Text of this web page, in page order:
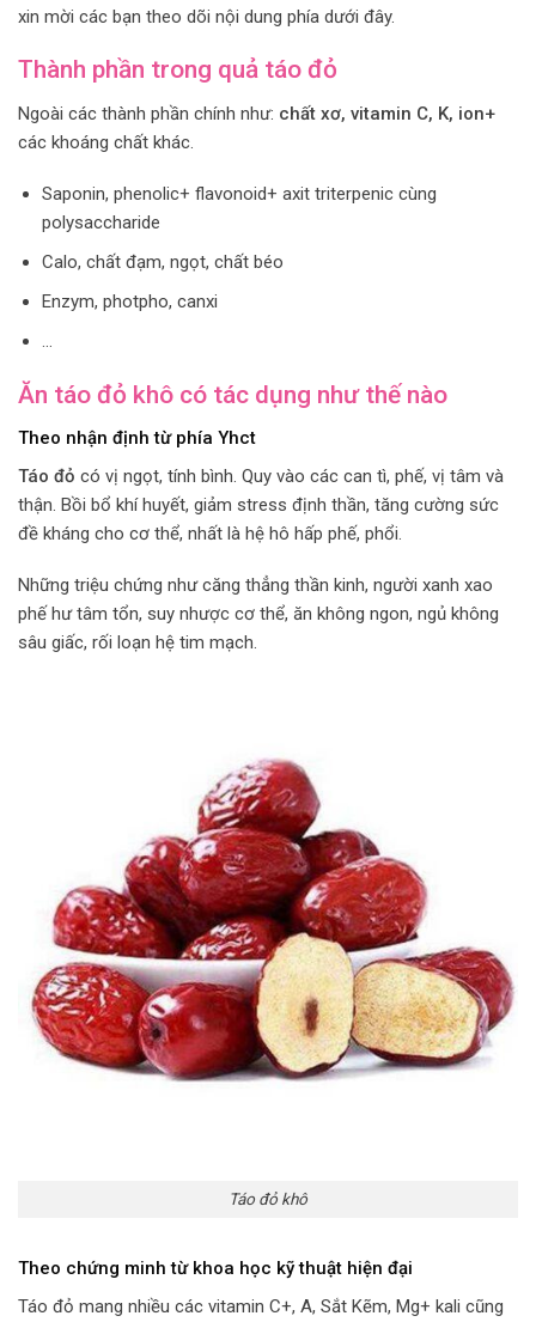
xin mời các bạn theo dõi nội dung phía dưới đây.
Thành phần trong quả táo đỏ
Ngoài các thành phần chính như: chất xơ, vitamin C, K, ion+
các khoáng chất khác.
Saponin, phenolic+ flavonoid+ axit triterpenic cùng
polysaccharide
Calo, chất đạm, ngọt, chất béo
Enzym, photpho, canxi
…
Ăn táo đỏ khô có tác dụng như thế nào
Theo nhận định từ phía Yhct
Táo đỏ có vị ngọt, tính bình. Quy vào các can tì, phế, vị tâm và
thận. Bồi bổ khí huyết, giảm stress định thần, tăng cường sức
đề kháng cho cơ thể, nhất là hệ hô hấp phế, phổi.
Những triệu chứng như căng thẳng thần kinh, người xanh xao
phế hư tâm tổn, suy nhược cơ thể, ăn không ngon, ngủ không
sâu giấc, rối loạn hệ tim mạch.
Táo đỏ khô
Theo chứng minh từ khoa học kỹ thuật hiện đại
Táo đỏ mang nhiều các vitamin C+, A, Sắt Kẽm, Mg+ kali cũng